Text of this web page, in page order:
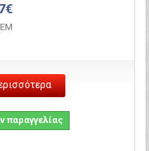
παραγγελίας